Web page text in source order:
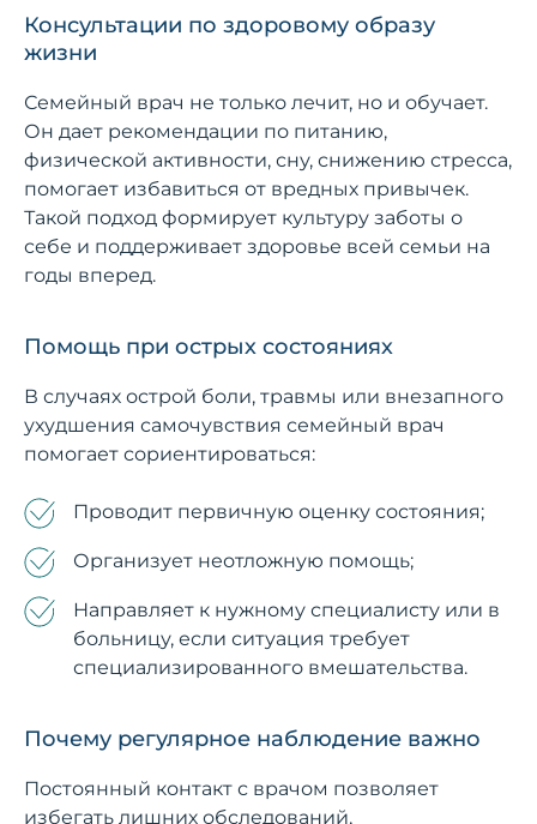
Консультации по здоровому образу
жизни
Семейный врач не только лечит, но и обучает.
Он дает рекомендации по питанию,
физической активности, сну, снижению стресса,
помогает избавиться от вредных привычек.
Такой подход формирует культуру заботы о
себе и поддерживает здоровье всей семьи на
годы вперед.
Помощь при острых состояниях
В случаях острой боли, травмы или внезапного
ухудшения самочувствия семейный врач
помогает сориентироваться:
Проводит первичную оценку состояния;
Организует неотложную помощь;
Направляет к нужному специалисту или в
больницу, если ситуация требует
специализированного вмешательства.
Почему регулярное наблюдение важно
Постоянный контакт с врачом позволяет
избегать лишних обследований,